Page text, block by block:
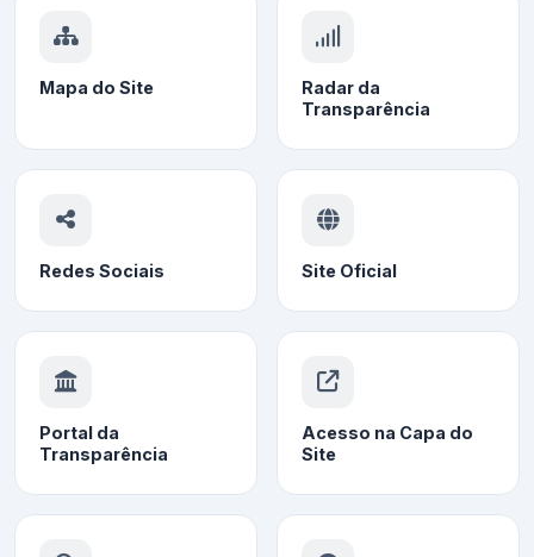
Mapa do Site
Radar da
Transparência
Redes Sociais Site Oficial
Portal da
Transparência
Acesso na Capa do
Site